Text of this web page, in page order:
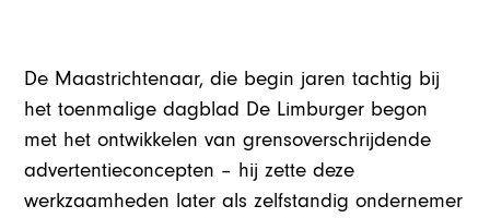
De Maastrichtenaar, die begin jaren tachtig bij
het toenmalige dagblad De Limburger begon
met het ontwikkelen van grensoverschrijdende
advertentieconcepten – hij zette deze
werkzaamheden later als zelfstandig ondernemer